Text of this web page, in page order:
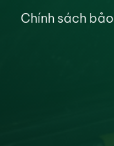
Chính sách